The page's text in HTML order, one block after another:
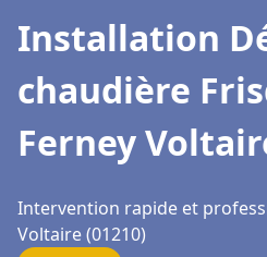
Installation
chaudière
Ferney
Intervention rapide et
Voltaire (01210)